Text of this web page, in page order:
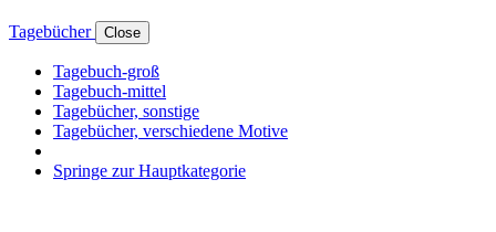
Tagebücher Close
Tagebuch-groß
Tagebuch-mittel
Tagebücher, sonstige
Tagebücher, verschiedene Motive
Springe zur Hauptkategorie